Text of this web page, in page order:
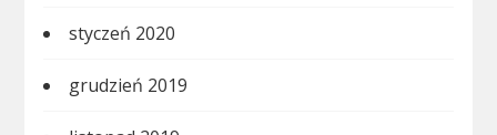
styczeń 2020
grudzień 2019